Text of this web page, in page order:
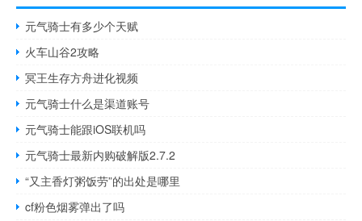
元气骑士有多少个天赋
火车山谷2攻略
冥王生存方舟进化视频
元气骑士什么是渠道账号
元气骑士能跟iOS联机吗
元气骑士最新内购破解版2.7.2
“又主香灯粥饭劳”的出处是哪里
cf粉色烟雾弹出了吗